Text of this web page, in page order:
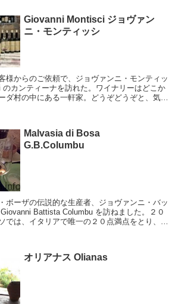
Giovanni Montisci ジョヴァン
ニ・モンティッシ
様からのご依頼で、ジョヴァンニ・モンティッ
カンティーナを訪れた。ワイナリーはどこか
ダ村の中にある一軒家。どうぞどうぞと、気さ
Malvasia di Bosa
G.B.Columbu
ボーザの伝説的な生産者、ジョヴァンニ・バッ
Battista Columbu を訪ねました。２０
では、イタリアで唯一の２０点満点をとり、今
オリアナス Olianas